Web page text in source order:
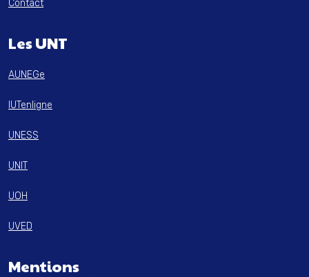
Contact
Les UNT
AUNEGe
IUTenligne
UNESS
UNIT
UOH
UVED
Mentions